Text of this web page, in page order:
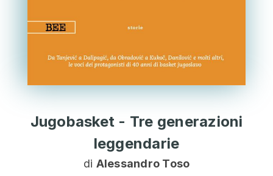
Jugobasket - Tre generazioni
leggendarie
di Alessandro Toso